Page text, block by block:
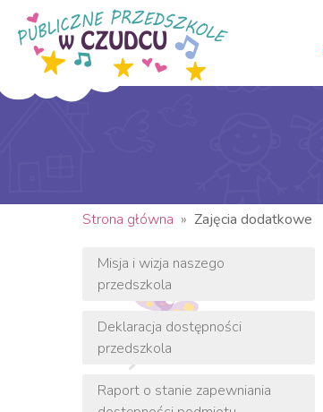
Strona główna » Zajęcia dodatkowe
Misja i wizja naszego
przedszkola
Deklaracja dostępności
przedszkola
Raport o stanie zapewniania